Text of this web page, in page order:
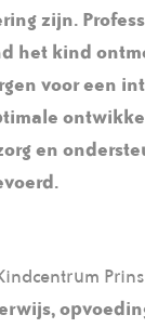
zijn.
het kind
voor een
en